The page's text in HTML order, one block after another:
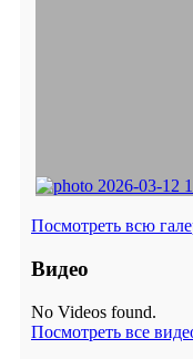
Посмотреть всю
Видео
No Videos found.
Посмотреть все